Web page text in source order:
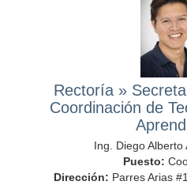
Rectoría »
Coordinación de
Ing. Diego Alberto
Puesto:
Dirección: Parres Arias